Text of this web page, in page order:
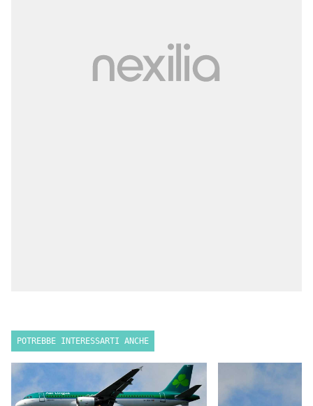
POTREBBE INTERESSARTI ANCHE